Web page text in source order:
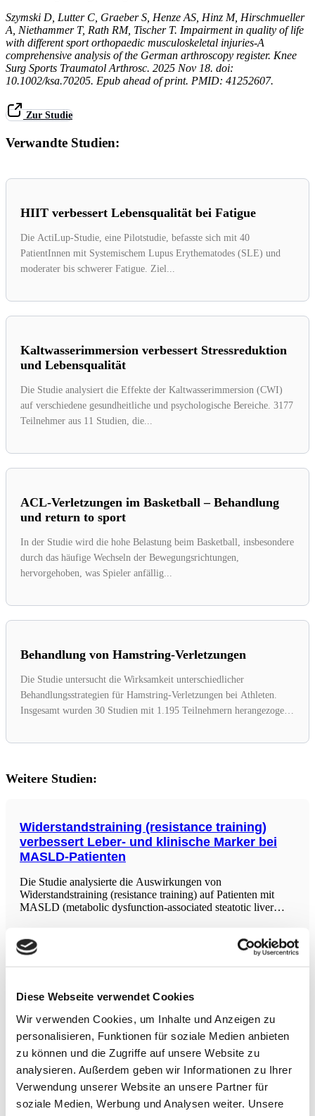
Diese Webseite verwendet Cookies
Wir verwenden Cookies, um Inhalte und Anzeigen zu
personalisieren, Funktionen für soziale Medien anbieten
zu können und die Zugriffe auf unsere Website zu
analysieren. Außerdem geben wir Informationen zu Ihrer
Verwendung unserer Website an unsere Partner für
soziale Medien, Werbung und Analysen weiter. Unsere
Szymski D, Lutter C, Graeber S, Henze AS, Hinz M, Hirschmueller
A, Niethammer T, Rath RM, Tischer T. Impairment in quality of life
with different sport orthopaedic musculoskeletal injuries-A
comprehensive analysis of the German arthroscopy register. Knee
Surg Sports Traumatol Arthrosc. 2025 Nov 18. doi:
10.1002/ksa.70205. Epub ahead of print. PMID: 41252607.
Zur Studie
Verwandte Studien:
HIIT verbessert Lebensqualität bei Fatigue
Die ActiLup-Studie, eine Pilotstudie, befasste sich mit 40
PatientInnen mit Systemischem Lupus Erythematodes (SLE) und
moderater bis schwerer Fatigue. Ziel...
Kaltwasserimmersion verbessert Stressreduktion
und Lebensqualität
Die Studie analysiert die Effekte der Kaltwasserimmersion (CWI)
auf verschiedene gesundheitliche und psychologische Bereiche. 3177
Teilnehmer aus 11 Studien, die...
ACL-Verletzungen im Basketball – Behandlung
und return to sport
In der Studie wird die hohe Belastung beim Basketball, insbesondere
durch das häufige Wechseln der Bewegungsrichtungen,
hervorgehoben, was Spieler anfällig...
Behandlung von Hamstring-Verletzungen
Die Studie untersucht die Wirksamkeit unterschiedlicher
Behandlungsstrategien für Hamstring-Verletzungen bei Athleten.
Insgesamt wurden 30 Studien mit 1.195 Teilnehmern herangezogen,
Weitere Studien:
Widerstandstraining (resistance training)
verbessert Leber- und klinische Marker bei
MASLD-Patienten
Die Studie analysierte die Auswirkungen von
Widerstandstraining (resistance training) auf Patienten mit
MASLD (metabolic dysfunction-associated steatotic liver
Studien mit insgesamt 232 erwachsenen Teilnehmern wurden
einbezogen. Die Ergebnisse
Die Masterarbeit konzentriert sich auf die Mind-Muscle
Connection (MMC) und deren Auswirkungen auf die
Muskelanspannung bei Krafttrainingsübungen. Die
Ergebnisse zeigen, dass ein interner Fokus während des
Trainings zu einer erhöhten Muskelaktivierung führt,
insbesondere bei geschwächter Muskulatur, wie etwa nach
Verletzungen.
Photobiomodulation bei chronischen
Schmerzen